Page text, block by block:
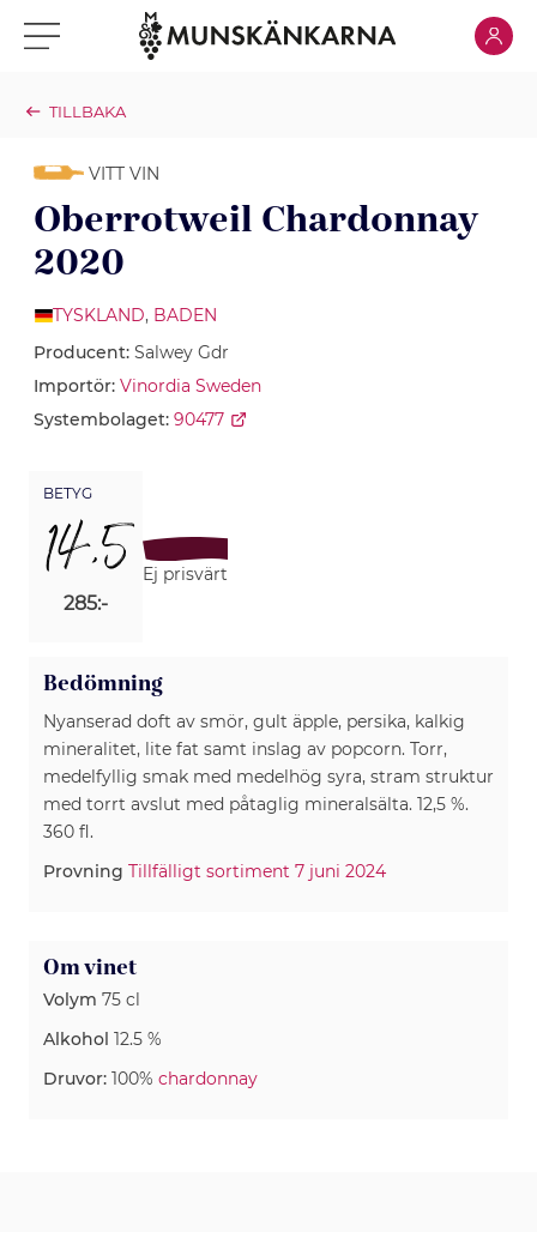
Klicka för meny Klicka
TILLBAKA
VITT VIN
Oberrotweil Chardonnay
2020
TYSKLAND, BADEN
Producent: Salwey Gdr
Importör: Vinordia Sweden
Systembolaget: 90477
BETYG
14,5
285:-
Ej prisvärt
Bedömning
Nyanserad doft av smör, gult äpple, persika, kalkig
mineralitet, lite fat samt inslag av popcorn. Torr,
medelfyllig smak med medelhög syra, stram struktur
med torrt avslut med påtaglig mineralsälta. 12,5 %.
360 fl.
Provning Tillfälligt sortiment 7 juni 2024
Om vinet
Volym 75 cl
Alkohol 12.5 %
Druvor: 100% chardonnay